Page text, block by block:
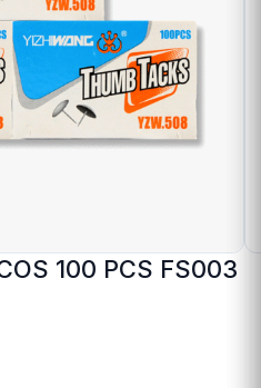
100 PCS FS003